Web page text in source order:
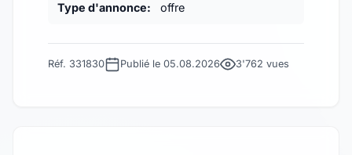
Type d'annonce: offre
Réf. 331830 Publié le 05.08.2026 3'762 vues